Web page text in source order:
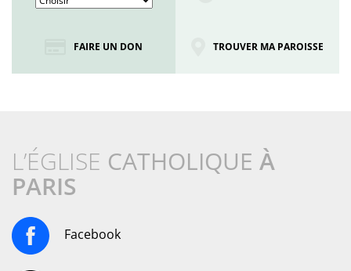
FAIRE UN DON TROUVER MA PAROISSE
L’ÉGLISE CATHOLIQUE À
PARIS
Facebook